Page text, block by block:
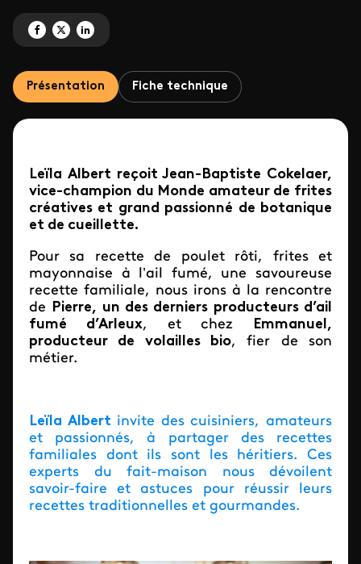
Partagez 'Poulet, frites et mayonnaise à l'ail' sur Facebook
Partagez 'Poulet, frites et mayonnaise à l'ail' sur X
Partagez 'Poulet, frites et mayonnaise à l'ail' sur LinkedIn
Présentation Fiche technique
Leïla Albert reçoit Jean-Baptiste Cokelaer,
vice-champion du Monde amateur de frites
créatives et grand passionné de botanique
et de cueillette.
Pour sa recette de poulet rôti, frites et
mayonnaise à l’ail fumé, une savoureuse
recette familiale, nous irons à la rencontre
de Pierre, un des derniers producteurs d’ail
fumé d’Arleux, et chez
Emmanuel,
producteur de volailles bio, fier de son
métier.
Leïla Albert invite des cuisiniers, amateurs
et passionnés, à partager des recettes
familiales dont ils sont les héritiers. Ces
experts du fait-maison nous dévoilent
savoir-faire et astuces pour réussir leurs
recettes traditionnelles et gourmandes.